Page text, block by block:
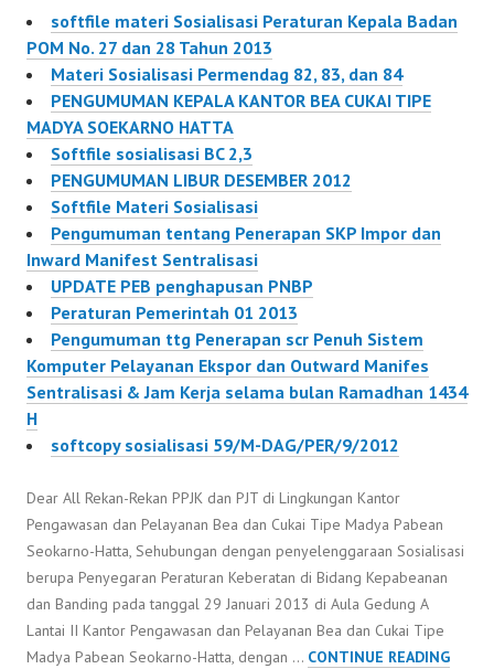
Bea Masuk atas Impor
Mesin serta Barang dan
Bahan untuk
Pembangunan atau
Pengembangan Industri
dalam Rangka
Penanaman Modal dan
nomor
90/PMK.04/2012
tentang Pembebasan
Bea Masuk…
softfile materi Sosialisasi Peraturan Kepala Badan
POM No. 27 dan 28 Tahun 2013
Materi Sosialisasi Permendag 82, 83, dan 84
PENGUMUMAN KEPALA KANTOR BEA CUKAI TIPE
MADYA SOEKARNO HATTA
Softfile sosialisasi BC 2,3
PENGUMUMAN LIBUR DESEMBER 2012
Softfile Materi Sosialisasi
Pengumuman tentang Penerapan SKP Impor dan
Inward Manifest Sentralisasi
UPDATE PEB penghapusan PNBP
Peraturan Pemerintah 01 2013
Pengumuman ttg Penerapan scr Penuh Sistem
Komputer Pelayanan Ekspor dan Outward Manifes
Sentralisasi & Jam Kerja selama bulan Ramadhan 1434
H
softcopy sosialisasi 59/M-DAG/PER/9/2012
Dear All Rekan-Rekan PPJK dan PJT di Lingkungan Kantor
Pengawasan dan Pelayanan Bea dan Cukai Tipe Madya Pabean
Seokarno-Hatta, Sehubungan dengan penyelenggaraan Sosialisasi
berupa Penyegaran Peraturan Keberatan di Bidang Kepabeanan
dan Banding pada tanggal 29 Januari 2013 di Aula Gedung A
Lantai II Kantor Pengawasan dan Pelayanan Bea dan Cukai Tipe
Madya Pabean Seokarno-Hatta, dengan … CONTINUE READING